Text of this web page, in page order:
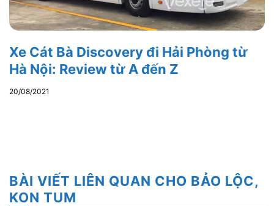
Xe Cát Bà Discovery đi Hải Phòng từ
Hà Nội: Review từ A đến Z
20/08/2021
BÀI VIẾT LIÊN QUAN CHO BẢO LỘC,
KON TUM